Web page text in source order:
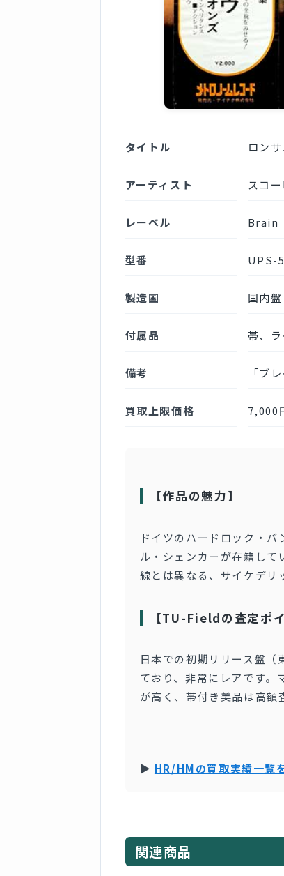
タイトル ロン
アーティスト スコ
レーベル Brain
型番 UPS-
製造国 国内盤
付属品 帯、
備考 「ブ
買取上限価格 7,000
【作品の魅力】
ドイツのハードロック・
ル・シェンカーが在籍し
線とは異なる、サイケデリ
【TU-Fieldの査定ポイ
日本での初期リリース盤
ており、非常にレアです。
が高く、帯付き美品は高額
▶ HR/HMの買取実績一覧
関連商品